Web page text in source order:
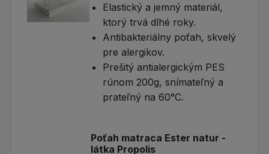
Elastický a jemný materiál,
ktorý trvá dlhé roky.
Antibakteriálny poťah, skvelý
pre alergikov.
Prešitý antialergickým PES
rúnom 200g, snímateľný a
prateľný na 60°C.
Poťah matraca Ester natur -
látka Propolis